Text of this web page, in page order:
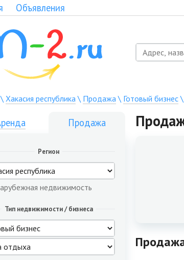
Объявления
\ Хакасия республика\ Продажа\ Готовый бизнес\
Продажа
Регион
недвижимость
Тип недвижимости / бизнеса